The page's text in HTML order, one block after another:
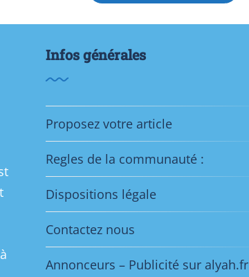
Infos générales
Proposez votre article
Regles de la communauté :
Dispositions légale
Contactez nous
Annonceurs – Publicité sur alyah.fr